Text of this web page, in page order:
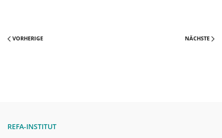
VORHERIGE NÄCHSTE
REFA-INSTITUT